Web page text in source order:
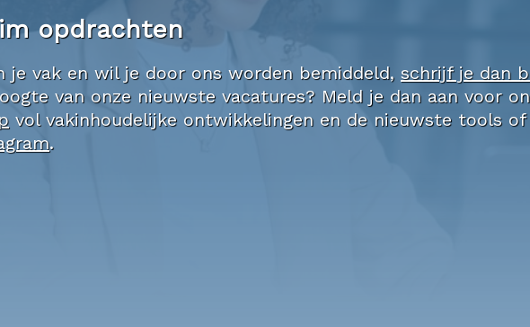
opdrachten
je vak en wil je door ons worden bemiddeld, schrijf je dan
van onze nieuwste vacatures? Meld je dan aan voor
vol vakinhoudelijke ontwikkelingen en de nieuwste tools of
.